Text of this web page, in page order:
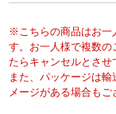
※こちらの商品はお一
す。お一人様で複数の
たらキャンセルとさせ
また、パッケージは
メージがある場合もご